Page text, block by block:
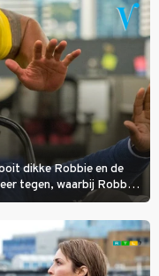
dikke Robbie en de
tegen, waarbij Robbie,
de CIA, Calvins hulp